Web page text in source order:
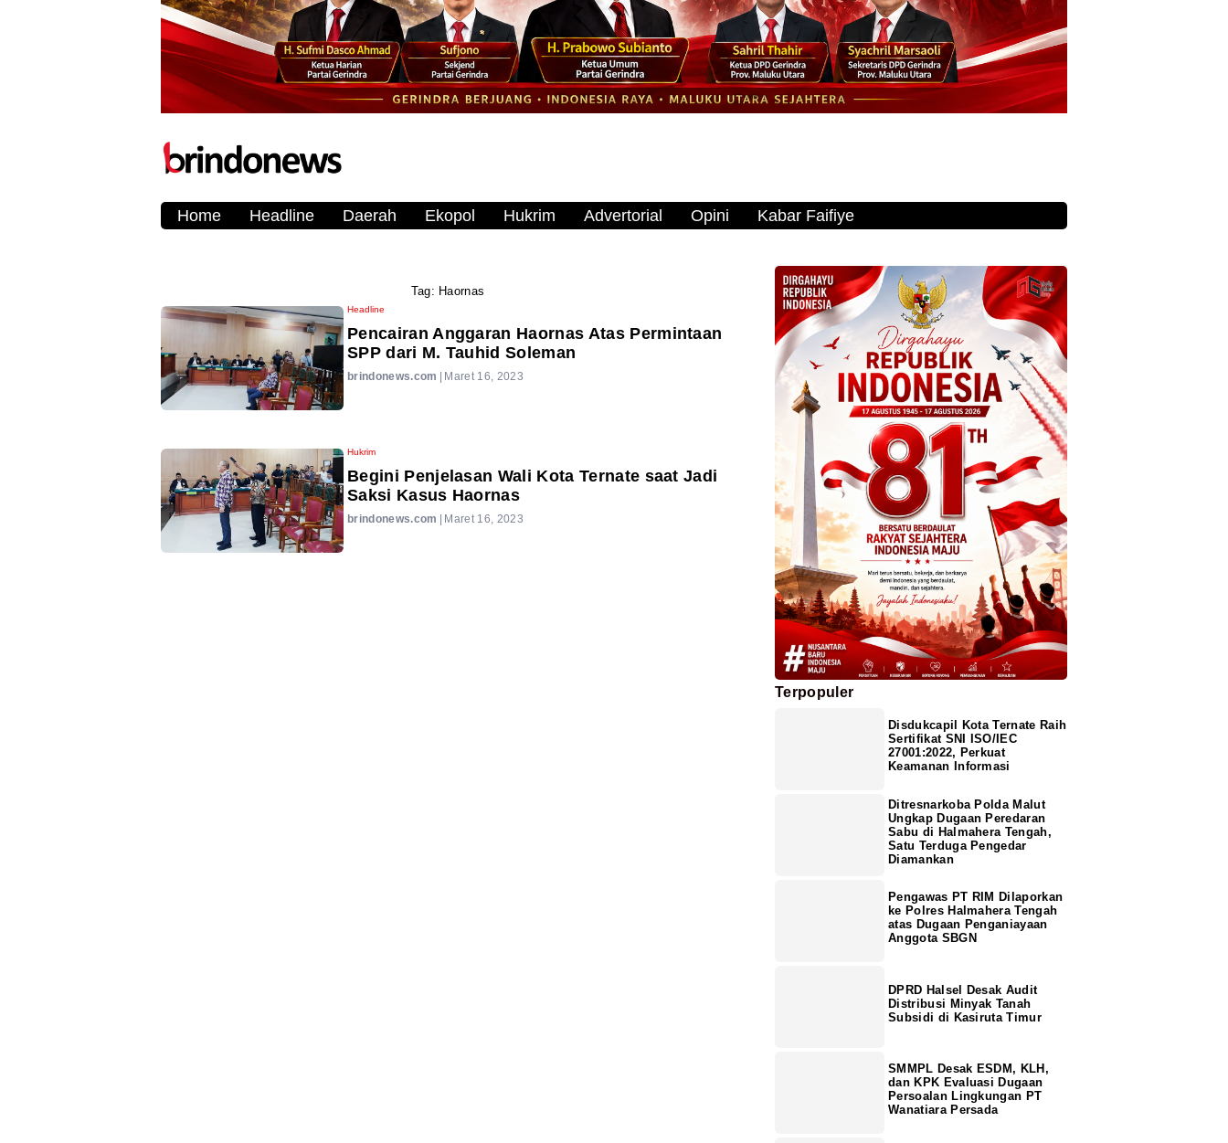
Home Headline Daerah Ekopol Hukrim Advertorial Opini Kabar Faifiye
Tag: Haornas
Headline
Pencairan Anggaran Haornas Atas Permintaan
SPP dari M. Tauhid Soleman
brindonews.com | Maret 16, 2023
Hukrim
Begini Penjelasan Wali Kota Ternate saat Jadi
Saksi Kasus Haornas
brindonews.com | Maret 16, 2023
Terpopuler
Disdukcapil Kota Ternate Raih
Sertifikat SNI ISO/IEC
27001:2022, Perkuat
Keamanan Informasi
Ditresnarkoba Polda Malut
Ungkap Dugaan Peredaran
Sabu di Halmahera Tengah,
Satu Terduga Pengedar
Diamankan
Pengawas PT RIM Dilaporkan
ke Polres Halmahera Tengah
atas Dugaan Penganiayaan
Anggota SBGN
DPRD Halsel Desak Audit
Distribusi Minyak Tanah
Subsidi di Kasiruta Timur
SMMPL Desak ESDM, KLH,
dan KPK Evaluasi Dugaan
Persoalan Lingkungan PT
Wanatiara Persada